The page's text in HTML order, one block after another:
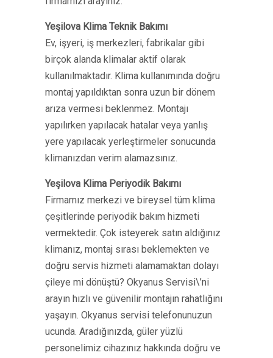
Yeşilova Klima Teknik Bakımı
Ev, işyeri, iş merkezleri, fabrikalar gibi
birçok alanda klimalar aktif olarak
kullanılmaktadır. Klima kullanımında doğru
montaj yapıldıktan sonra uzun bir dönem
arıza vermesi beklenmez. Montajı
yapılırken yapılacak hatalar veya yanlış
yere yapılacak yerleştirmeler sonucunda
klimanızdan verim alamazsınız.
Yeşilova Klima Periyodik Bakımı
Firmamız merkezi ve bireysel tüm klima
çeşitlerinde periyodik bakım hizmeti
vermektedir. Çok isteyerek satın aldığınız
klimanız, montaj sırası beklemekten ve
doğru servis hizmeti alamamaktan dolayı
çileye mi dönüştü? Okyanus Servisi\’ni
arayın hızlı ve güvenilir montajın rahatlığını
yaşayın. Okyanus servisi telefonunuzun
ucunda. Aradığınızda, güler yüzlü
personelimiz cihazınız hakkında doğru ve